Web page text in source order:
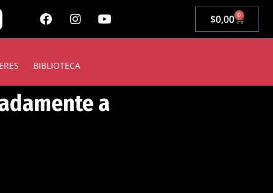
$0,00 0
BIBLIOTECA
a